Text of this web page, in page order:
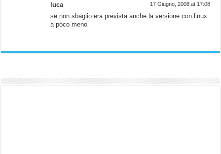
luca 17 Giugno, 2008 at 17:08
se non sbaglio era prevista anche la versione con linux
a poco meno